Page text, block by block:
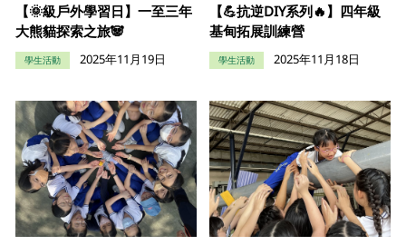
【🌞級戶外學習日】一至三年
大熊貓探索之旅🐼
學生活動 2025年11月19日
【💪抗逆DIY系列🔥】四年級
基甸拓展訓練營
學生活動 2025年11月18日